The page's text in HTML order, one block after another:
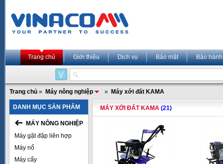
Trang chủ Giới thiệu Dịch vụ Bảo mật Bảo hành
Trang chủ » Máy nông nghiệp » Máy xới đất KAMA
DANH MỤC SẢN PHẨM
MÁY NÔNG NGHIỆP
Máy gặt đập liên hợp
Máy nổ
Máy cấy
MÁY XỚI ĐẤT KAMA (21)